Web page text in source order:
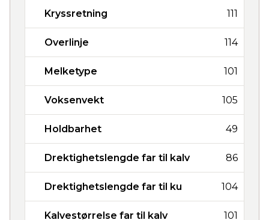
Kryssretning 111
Overlinje 114
Melketype 101
Voksenvekt 105
Holdbarhet 49
Drektighetslengde far til kalv 86
Drektighetslengde far til ku 104
Kalvestørrelse far til kalv 101